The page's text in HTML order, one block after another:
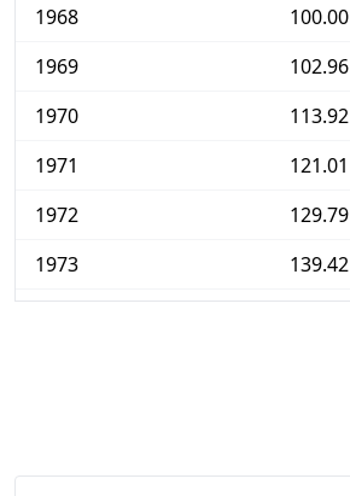
1968
100.00
1969
102.96
1970
113.92
1971
121.01
1972
129.79
1973
139.42